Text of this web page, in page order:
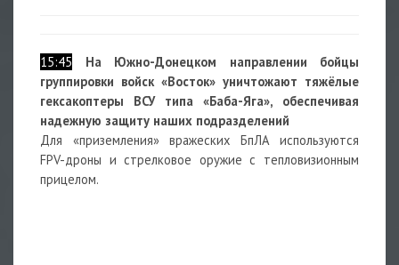
15:45
На Южно-Донецком направлении бойцы
группировки войск «Восток» уничтожают тяжёлые
гексакоптеры ВСУ типа «Баба-Яга», обеспечивая
надежную защиту наших подразделений
Для «приземления» вражеских БпЛА используются
FPV-дроны и стрелковое оружие с тепловизионным
прицелом.